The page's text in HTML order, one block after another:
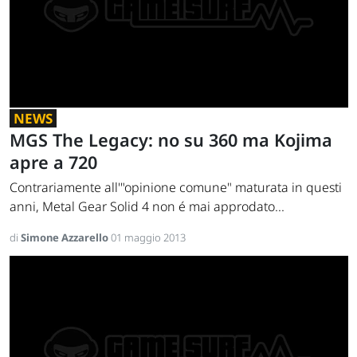
NEWS
MGS The Legacy: no su 360 ma Kojima
apre a 720
Contrariamente all'"opinione comune" maturata in questi
anni, Metal Gear Solid 4 non é mai approdato...
di Simone Azzarello01 maggio 2013